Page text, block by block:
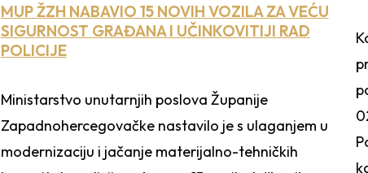
MUP ŽZH NABAVIO 15 NOVIH VOZILA ZA VEĆU
SIGURNOST GRAĐANA I UČINKOVITIJI RAD
POLICIJE
Ministarstvo unutarnjih poslova Županije
Zapadnohercegovačke nastavilo je s ulaganjem u
modernizaciju i jačanje materijalno-tehničkih